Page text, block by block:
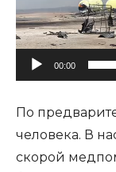
п
л
е
р
00:00
По
человека. В
скорой